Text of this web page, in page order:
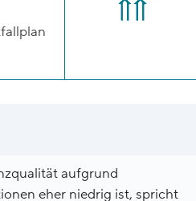
aufgrund
eher niedrig ist, spricht